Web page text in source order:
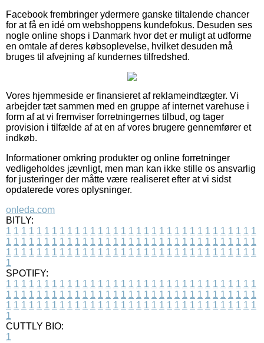
Facebook frembringer ydermere ganske tiltalende chancer
for at få en idé om webshoppens kundefokus. Desuden ses
nogle online shops i Danmark hvor det er muligt at udforme
en omtale af deres købsoplevelse, hvilket desuden må
bruges til afvejning af kundernes tilfredshed.
Vores hjemmeside er finansieret af reklameindtægter. Vi
arbejder tæt sammen med en gruppe af internet varehuse i
form af at vi fremviser forretningernes tilbud, og tager
provision i tilfælde af at en af vores brugere gennemfører et
indkøb.
Informationer omkring produkter og online forretninger
vedligeholdes jævnligt, men man kan ikke stille os ansvarlig
for justeringer der måtte være realiseret efter at vi sidst
opdaterede vores oplysninger.
onleda.com
BITLY:
1 1 1 1 1 1 1 1 1 1 1 1 1 1 1 1 1 1 1 1 1 1 1 1 1 1 1 1 1 1 1 1 1
1 1 1 1 1 1 1 1 1 1 1 1 1 1 1 1 1 1 1 1 1 1 1 1 1 1 1 1 1 1 1 1 1
1 1 1 1 1 1 1 1 1 1 1 1 1 1 1 1 1 1 1 1 1 1 1 1 1 1 1 1 1 1 1 1 1
1
SPOTIFY:
1 1 1 1 1 1 1 1 1 1 1 1 1 1 1 1 1 1 1 1 1 1 1 1 1 1 1 1 1 1 1 1 1
1 1 1 1 1 1 1 1 1 1 1 1 1 1 1 1 1 1 1 1 1 1 1 1 1 1 1 1 1 1 1 1 1
1 1 1 1 1 1 1 1 1 1 1 1 1 1 1 1 1 1 1 1 1 1 1 1 1 1 1 1 1 1 1 1 1
1
CUTTLY BIO:
1